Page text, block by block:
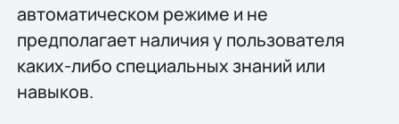
автоматическом режиме и не
предполагает наличия у пользователя
каких-либо специальных знаний или
навыков.